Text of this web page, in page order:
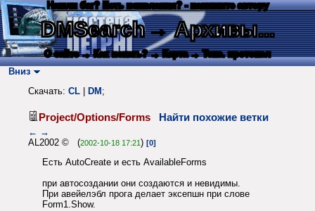
Нашли баг? Есть пожелания? - напишите автору
DMSearch→ Архивы...
О сайте → Как искать? → Карта → Текс. протокол
Вниз
Скачать: CL DM ;
Project/Options/Forms Найти похожие ветки
← →
AL2002 © (2002-10-18 17:21) [0]
Есть AutoCreate и есть AvailableForms
при автосоздании они создаются и невидимы.
При авейелэбл прога делает эксепшн при слове
Form1.Show.